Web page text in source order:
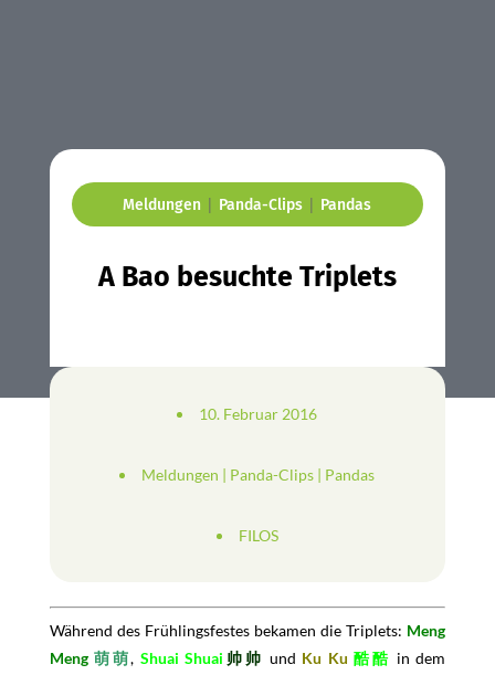
Meldungen | Panda-Clips | Pandas
A Bao besuchte Triplets
10. Februar 2016
Meldungen | Panda-Clips | Pandas
FILOS
Während des Frühlingsfestes bekamen die Triplets: Meng
Meng萌萌, Shuai Shuai 帅帅 und Ku Ku酷酷 in dem